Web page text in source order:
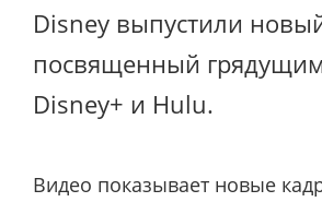
Disney выпустили
посвященный
Disney+ и Hulu.
Видео показывает новые